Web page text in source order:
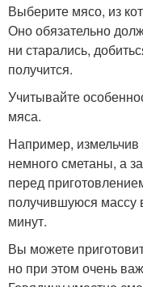
Выберите мясо, из
Оно обязательно
ни старались,
получится.
Учитывайте
мяса.
Например, измельчив
немного сметаны, а
перед
получившуюся массу
минут.
Вы можете
но при этом очень